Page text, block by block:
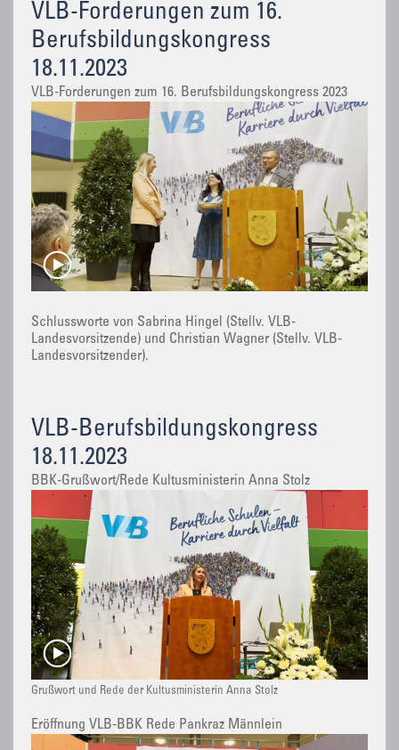
VLB-Forderungen zum 16.
Berufsbildungskongress
18.11.2023
VLB-Forderungen zum 16. Berufsbildungskongress 2023
Schlussworte von Sabrina Hingel (Stellv. VLB-
Landesvorsitzende) und Christian Wagner (Stellv. VLB-
Landesvorsitzender).
VLB-Berufsbildungskongress
18.11.2023
BBK-Grußwort/Rede Kultusministerin Anna Stolz
Grußwort und Rede der Kultusministerin Anna Stolz
Eröffnung VLB-BBK Rede Pankraz Männlein